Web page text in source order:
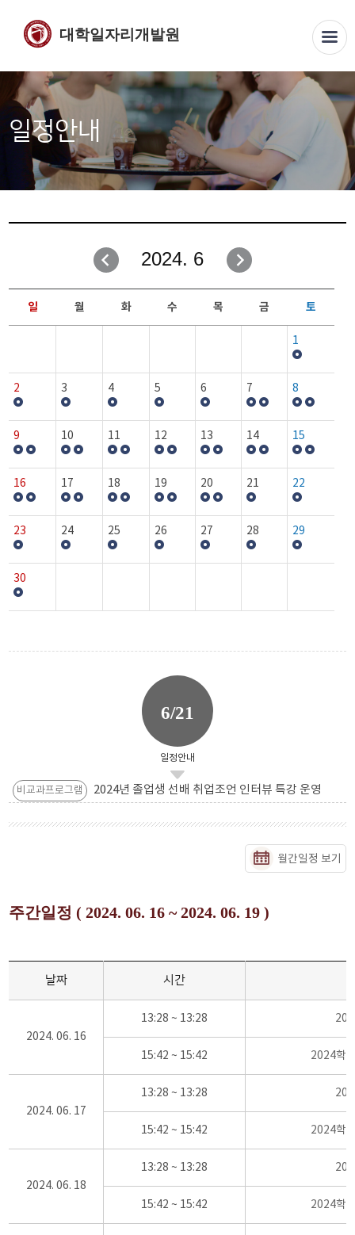
대학일자리개발원
일정안내
2024. 6
일 월 화 수 목 금 토
1
2 3 4 5 6 7 8
9 10 11 12 13 14 15
16 17 18 19 20 21 22
23 24 25 26 27 28 29
30
6/21
일정안내
비교과프로그램 2024년 졸업생 선배 취업조언 인터뷰 특강 운영
월간일정 보기
주간일정 ( 2024. 06. 16 ~ 2024. 06. 19 )
날짜 시간
2024. 06. 16
13:28 ~ 13:28
15:42 ~ 15:42 2024학
2024. 06. 17
13:28 ~ 13:28
15:42 ~ 15:42 2024학
2024. 06. 18
13:28 ~ 13:28
15:42 ~ 15:42 2024학